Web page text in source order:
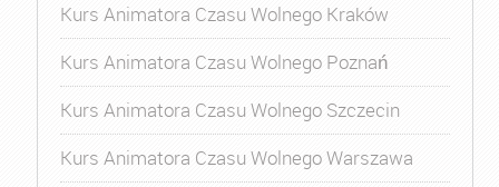
Kurs Animatora Czasu Wolnego Kraków
Kurs Animatora Czasu Wolnego Poznań
Kurs Animatora Czasu Wolnego Szczecin
Kurs Animatora Czasu Wolnego Warszawa